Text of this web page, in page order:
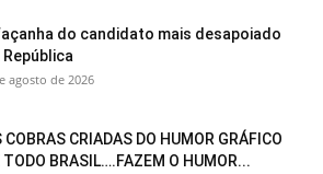
do candidato mais desapoiado
República
agosto de 2026
COBRAS CRIADAS DO HUMOR GRÁFICO
TODO BRASIL….FAZEM O HUMOR...